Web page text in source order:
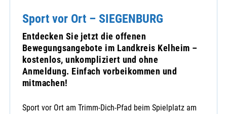
Sport vor Ort – SIEGENBURG
Entdecken Sie jetzt die offenen
Bewegungsangebote im Landkreis Kelheim –
kostenlos, unkompliziert und ohne
Anmeldung. Einfach vorbeikommen und
mitmachen!
Sport vor Ort am Trimm-Dich-Pfad beim Spielplatz am